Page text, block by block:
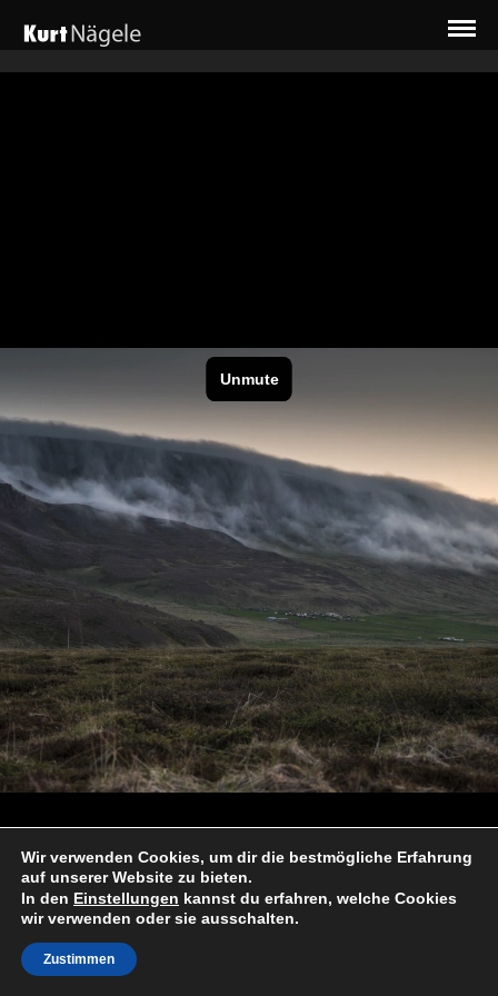
Wir verwenden Cookies, um dir die bestmögliche Erfahrung
auf unserer Website zu bieten.
In den Einstellungen kannst du erfahren, welche Cookies
wir verwenden oder sie ausschalten.
Zustimmen